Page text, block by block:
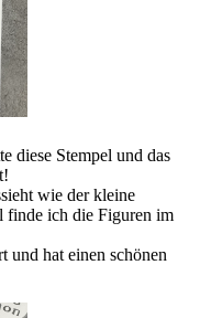
diese Stempel und das
wie der kleine
finde ich die Figuren im
und hat einen schönen